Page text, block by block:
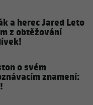
a herec Jared Leto
z obtěžování
o svém
znamení: